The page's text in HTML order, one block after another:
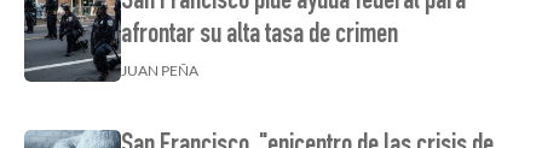
afrontar su alta tasa de crimen
JUAN PEÑA